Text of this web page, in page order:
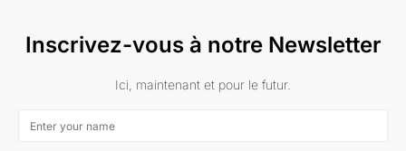
Inscrivez-vous à notre Newsletter
Ici, maintenant et pour le futur.